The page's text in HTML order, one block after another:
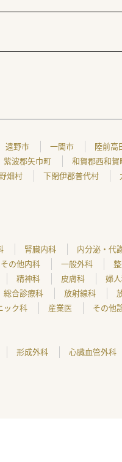
遠野市 一関市 陸前高
紫波郡矢巾町 和賀郡西和賀
畑村 下閉伊郡普代村
腎臓内科 内分泌・代
その他内科 一般外科
精神科 皮膚科 婦
総合診療科 放射線科
ック科 産業医 その他
形成外科 心臓血管外科